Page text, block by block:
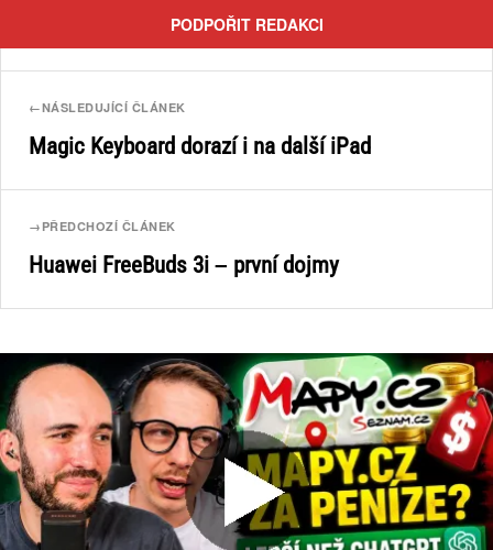
PODPOŘIT REDAKCI
←NÁSLEDUJÍCÍ ČLÁNEK
Magic Keyboard dorazí i na další iPad
→ PŘEDCHOZÍ ČLÁNEK
Huawei FreeBuds 3i – první dojmy